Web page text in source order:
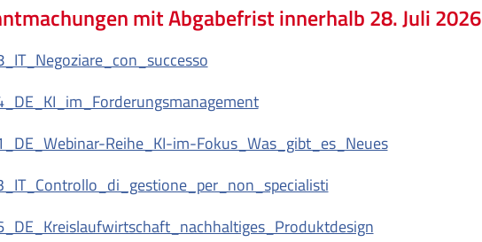
mit Abgabefrist innerhalb 28. Juli 2026
Reihe_KI-im-Fokus_Was_gibt_es_Neues